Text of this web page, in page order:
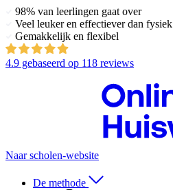
98% van leerlingen gaat over
Veel leuker en effectiever dan fysiek
Gemakkelijk en flexibel
4.9 gebaseerd op 118 reviews
Naar scholen-website
De methode